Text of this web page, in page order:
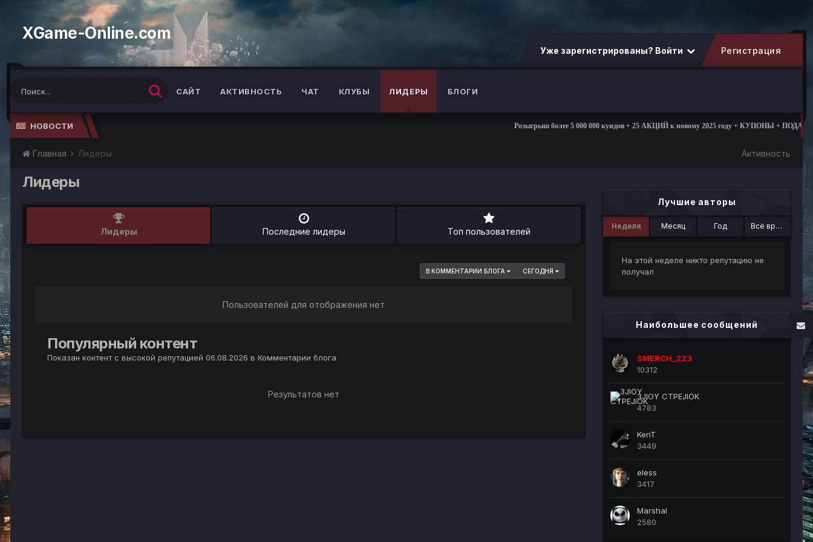
XGame-Online.com
Уже зарегистрированы? Войти Регистрация
САЙТ АКТИВНОСТЬ ЧАТ КЛУБЫ ЛИДЕРЫ БЛОГИ
НОВОСТИ Розыгрыш более 5 000 000 куидов + 25 АКЦИЙ к новому 2025 году + КУПОНЫ + ПОДАРКИ
Активность
Главная Лидеры
Лидеры
Лидеры Последние лидеры Топ пользователей
В КОММЕНТАРИИ БЛОГА СЕГОДНЯ
Пользователей для отображения нет
Популярный контент
Показан контент с высокой репутацией 06.08.2026 в Комментарии блога
Результатов нет
Лучшие авторы
Неделя Месяц Год Всё время
На этой неделе никто репутацию не
получал
Наибольшее сообщений
SMERCH_223
10312
3JIOY CTPEJIOK
4783
KenT
3449
eless
3417
Marshal
2580